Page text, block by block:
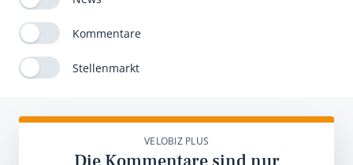
Kommentare
Stellenmarkt
VELOBIZ PLUS